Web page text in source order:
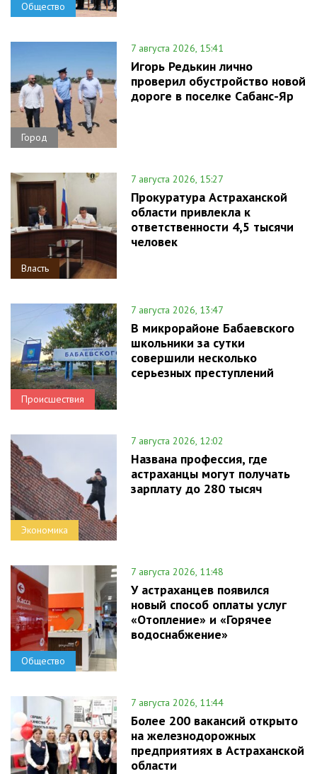
Общество
Город
7 августа 2026, 15:41
Игорь Редькин лично
проверил обустройство новой
дороге в поселке Сабанс-Яр
Власть
7 августа 2026, 15:27
Прокуратура Астраханской
области привлекла к
ответственности 4,5 тысячи
человек
Происшествия
7 августа 2026, 13:47
В микрорайоне Бабаевского
школьники за сутки
совершили несколько
серьезных преступлений
Экономика
7 августа 2026, 12:02
Названа профессия, где
астраханцы могут получать
зарплату до 280 тысяч
Общество
7 августа 2026, 11:48
У астраханцев появился
новый способ оплаты услуг
«Отопление» и «Горячее
водоснабжение»
7 августа 2026, 11:44
Более 200 вакансий открыто
на железнодорожных
предприятиях в Астраханской
области